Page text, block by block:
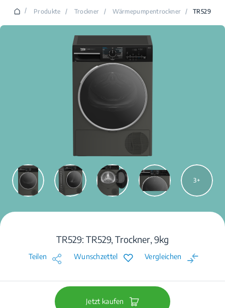
/ Produkte / Trockner / Wärmepumpentrockner / TR529
3
TR529: TR529, Trockner, 9kg
Teilen Wunschzettel Vergleichen
Jetzt kaufen